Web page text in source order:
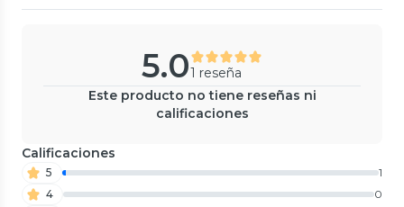
5.01 reseña
Este producto no tiene reseñas ni
calificaciones
Calificaciones
5
1
4
0